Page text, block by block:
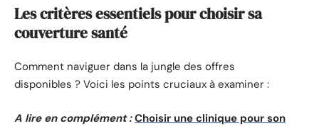
Les critères essentiels pour choisir sa
couverture santé
Comment naviguer dans la jungle des offres
disponibles ? Voici les points cruciaux à examiner :
A lire en complément : Choisir une clinique pour son